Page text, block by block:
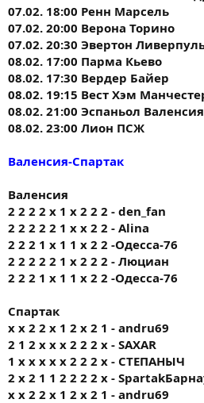
07.02. 18:00 Ренн Марсель
07.02. 20:00 Верона Торино
07.02. 20:30 Эвертон
08.02. 17:00 Парма Кьево
08.02. 17:30 Вердер Байер
08.02. 19:15 Вест Хэм
08.02. 21:00 Эспаньол Валенсия
08.02. 23:00 Лион ПСЖ
Валенсия-Спартак
Валенсия
2 2 2 2 х 1 х 2 2 2 - den_fan
2 2 2 2 2 1 х х 2 2 - Alina
2 2 2 1 х 1 1 х 2 2 -Одесса-76
2 2 2 2 2 1 х 2 2 2 - Люциан
2 2 2 1 х 1 1 х 2 2 -Одесса-76
Спартак
х х 2 2 х 1 2 х 2 1 - andru69
2 1 2 x x x 2 2 2 х - SAXAR
1 х х х х х 2 2 2 х - СТЕПАНЫЧ
2 х 2 1 1 2 2 2 2 х -
х х 2 2 х 1 2 х 2 1 - andru69